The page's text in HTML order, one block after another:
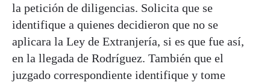
la petición de diligencias. Solicita que se
identifique a quienes decidieron que no se
aplicara la Ley de Extranjería, si es que fue así,
en la llegada de Rodríguez. También que el
juzgado correspondiente identifique y tome